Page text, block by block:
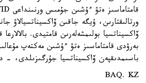
ورتالىقتارىن، ۇيگە جاقىن ۆاكسيناتسيالاۋ
ۆاكسيناتسيا بولىمشەلەرىن قامتيدى. بالالارعا
بەرۋدى قامتاماسىز ەتۋ ءۇشىن مەكتەپ
باسىمدىقپەن ۆاكسيناتسيا جۇرگىزىلدى، -
BAQ. KZ